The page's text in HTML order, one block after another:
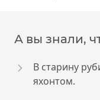
А вы знали,
В старину
яхонтом.